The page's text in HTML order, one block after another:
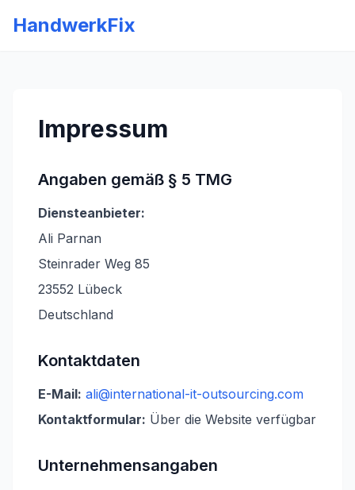
HandwerkFix
Impressum
Angaben gemäß § 5 TMG
Diensteanbieter:
Ali Parnan
Steinrader Weg 85
23552 Lübeck
Deutschland
Kontaktdaten
E-Mail: ali@international-it-outsourcing.com
Kontaktformular: Über die Website verfügbar
Unternehmensangaben